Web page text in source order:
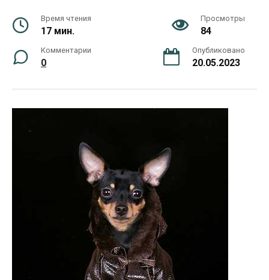
Время чтения
17 мин.
Просмотры
84
Комментарии
0
Опубликовано
20.05.2023